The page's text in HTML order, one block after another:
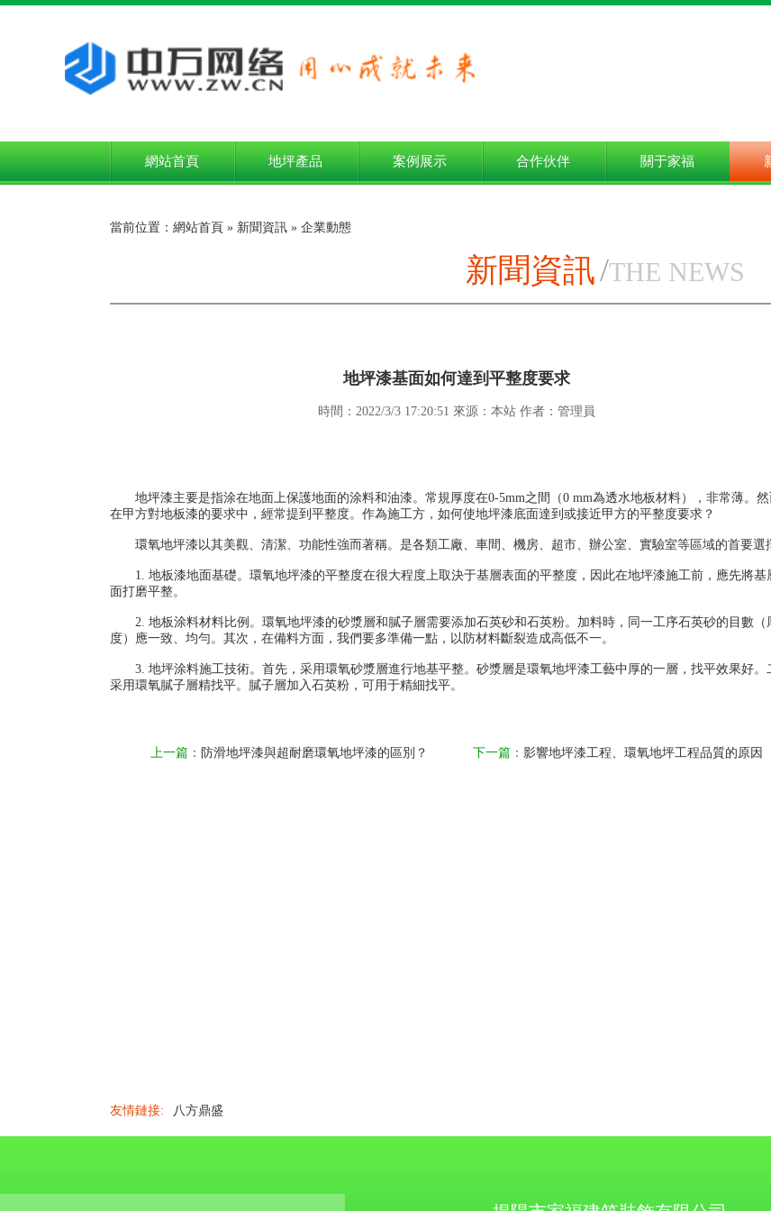
網站首頁 地坪產品 案例展示 合作伙伴 關于家福
當前位置： 網站首頁 » 新聞資訊 » 企業動態
新聞資訊/THE NEWS
地坪漆基面如何達到平整度要求
時間：2022/3/3 17:20:51 來源：本站 作者：管理員
地坪漆主要是指涂在地面上保護地面的涂料和油漆。常規厚度在0-5mm之間（0 mm為透水地板材料），非常薄。然
在甲方對地板漆的要求中，經常提到平整度。作為施工方，如何使地坪漆底面達到或接近甲方的平整度要求？
環氧地坪漆以其美觀、清潔、功能性強而著稱。是各類工廠、車間、機房、超市、辦公室、實驗室等區域的首要選
1. 地板漆地面基礎。環氧地坪漆的平整度在很大程度上取決于基層表面的平整度，因此在地坪漆施工前，應先將基
面打磨平整。
2. 地板涂料材料比例。環氧地坪漆的砂漿層和膩子層需要添加石英砂和石英粉。加料時，同一工序石英砂的目數（
度）應一致、均勻。其次，在備料方面，我們要多準備一點，以防材料斷裂造成高低不一。
3. 地坪涂料施工技術。首先，采用環氧砂漿層進行地基平整。砂漿層是環氧地坪漆工藝中厚的一層，找平效果好。
采用環氧膩子層精找平。膩子層加入石英粉，可用于精細找平。
上一篇： 防滑地坪漆與超耐磨環氧地坪漆的區別？ 下一篇： 影響地坪漆工程、環氧地坪工程品質的原因
友情鏈接: 八方鼎盛